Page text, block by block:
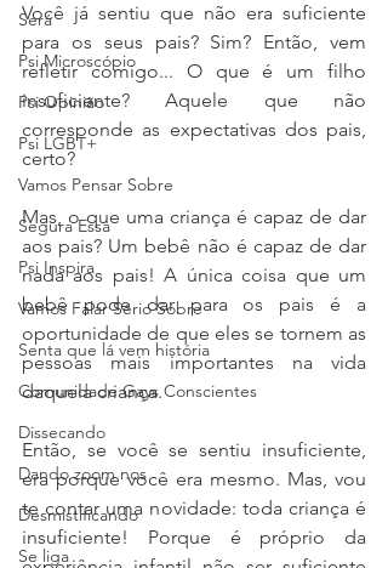
Será
Psi Microscópio
Psi Opinião
Psi LGBT+
Vamos Pensar Sobre
Segura Essa
Psi Inspira
Vamos Falar Sério Sobre
Senta que lá vem história
Comunidade Gays Conscientes
Dissecando
Dando zoom nos
Desmistificando
Se liga
Você já sentiu que não era suficiente
para os seus pais? Sim? Então, vem
refletir comigo... O que é um filho
insuficiente? Aquele que não
corresponde as expectativas dos pais,
certo?
Mas, o que uma criança é capaz de dar
aos pais? Um bebê não é capaz de dar
nada aos pais! A única coisa que um
bebê pode dar para os pais é a
oportunidade de que eles se tornem as
pessoas mais importantes na vida
daquela criança.
Então, se você se sentiu insuficiente,
era porque você era mesmo. Mas, vou
te contar uma novidade: toda criança é
insuficiente! Porque é próprio da